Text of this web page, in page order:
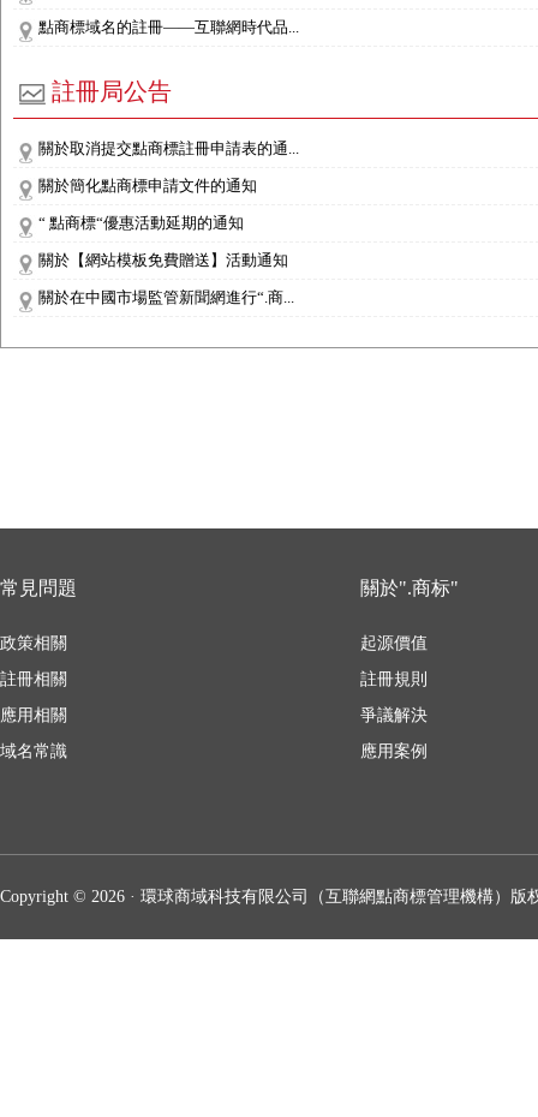
點商標域名的註冊——互聯網時代品...
註冊局公告
關於取消提交點商標註冊申請表的通...
關於簡化點商標申請文件的通知
“ 點商標“優惠活動延期的通知
關於【網站模板免費贈送】活動通知
關於在中國市場監管新聞網進行“.商...
常見問題
政策相關
註冊相關
應用相關
域名常識
關於".商标"
起源價值
註冊規則
爭議解決
應用案例
Copyright © 2026 · 環球商域科技有限公司（互聯網點商標管理機構）版